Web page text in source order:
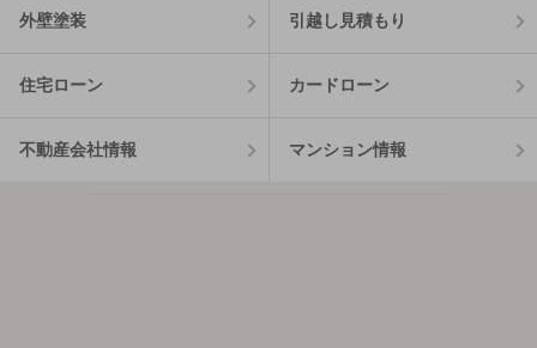
外壁塗装 引越し見積もり
住宅ローン カードローン
不動産会社情報 マンション情報